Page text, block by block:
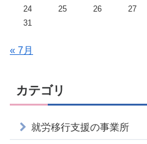
24
25 26 27
31
« 7月
カテゴリ
就労移行支援の事業所